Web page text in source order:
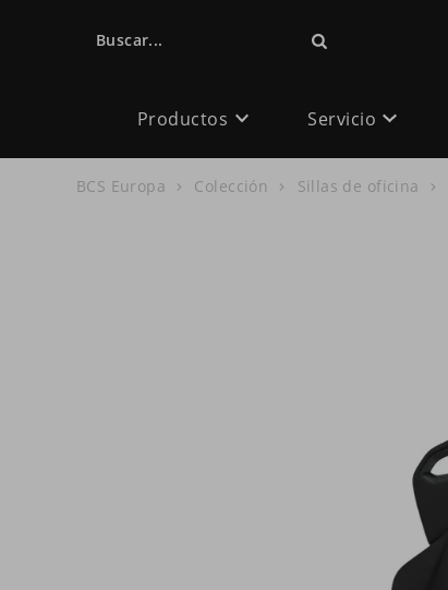
Buscar...
Productos Servicio
BCS Europa Colección Sillas de oficina